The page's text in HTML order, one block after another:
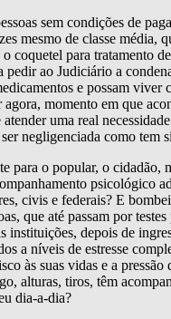
sem condições de
mesmo de classe média,
o coquetel para tratamento
pedir ao Judiciário a
e possam viver
agora, momento em que
uma real
negligenciada como tem
para o popular, o cidadão,
psicológico
civis e federais? E
que até passam por
instituições, depois de
a níveis de estresse
às suas vidas e a pressão
alturas, tiros, têm
dia-a-dia?